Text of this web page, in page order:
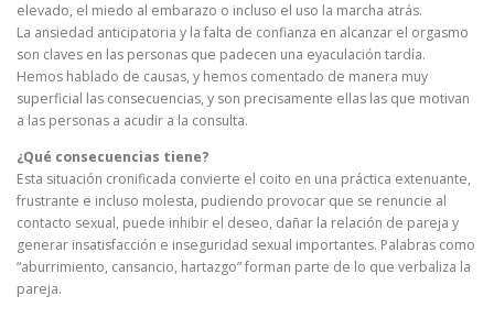
elevado, el miedo al embarazo o incluso el uso la marcha atrás.
La ansiedad anticipatoria y la falta de confianza en alcanzar el orgasmo
son claves en las personas que padecen una eyaculación tardía.
Hemos hablado de causas, y hemos comentado de manera muy
superficial las consecuencias, y son precisamente ellas las que motivan
a las personas a acudir a la consulta.
¿Qué consecuencias tiene?
Esta situación cronificada convierte el coito en una práctica extenuante,
frustrante e incluso molesta, pudiendo provocar que se renuncie al
contacto sexual, puede inhibir el deseo, dañar la relación de pareja y
generar insatisfacción e inseguridad sexual importantes. Palabras como
“aburrimiento, cansancio, hartazgo” forman parte de lo que verbaliza la
pareja.